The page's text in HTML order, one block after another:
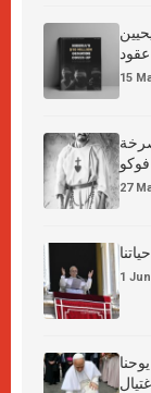
15
27
1